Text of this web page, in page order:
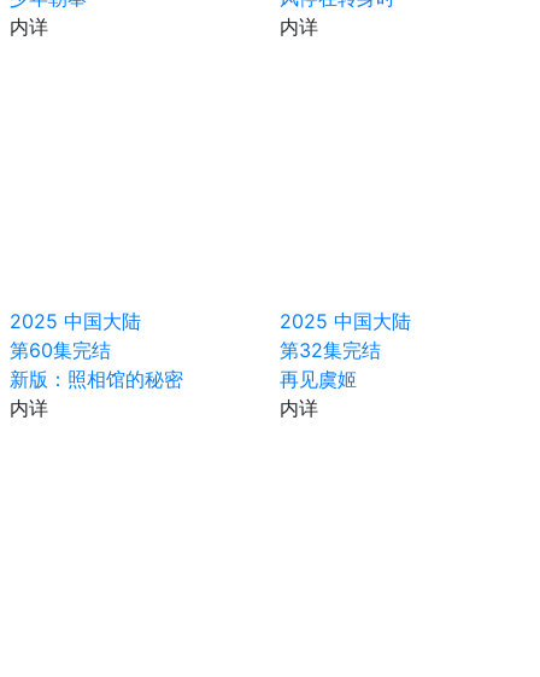
内详
内详
2025 中国大陆
第60集完结
新版：照相馆的秘密
内详
2025 中国大陆
第32集完结
再见虞姬
内详